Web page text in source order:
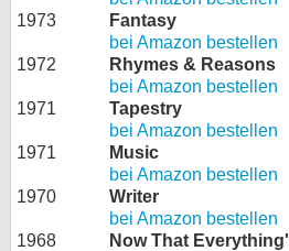
1973
Fantasy
bei Amazon bestellen
1972
Rhymes & Reasons
bei Amazon bestellen
1971
Tapestry
bei Amazon bestellen
1971
Music
bei Amazon bestellen
1970
Writer
bei Amazon bestellen
1968
Now That